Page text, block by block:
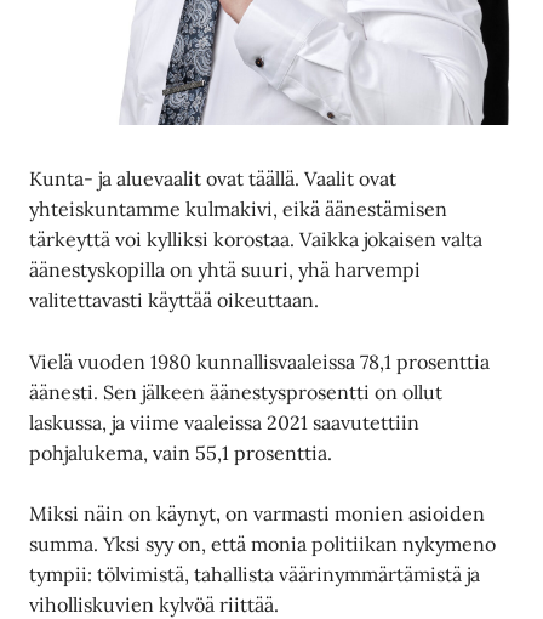
Kunta- ja aluevaalit ovat täällä. Vaalit ovat
yhteiskuntamme kulmakivi, eikä äänestämisen
tärkeyttä voi kylliksi korostaa. Vaikka jokaisen valta
äänestyskopilla on yhtä suuri, yhä harvempi
valitettavasti käyttää oikeuttaan.
Vielä vuoden 1980 kunnallisvaaleissa 78,1 prosenttia
äänesti. Sen jälkeen äänestysprosentti on ollut
laskussa, ja viime vaaleissa 2021 saavutettiin
pohjalukema, vain 55,1 prosenttia.
Miksi näin on käynyt, on varmasti monien asioiden
summa. Yksi syy on, että monia politiikan nykymeno
tympii: tölvimistä, tahallista väärinymmärtämistä ja
viholliskuvien kylvöä riittää.